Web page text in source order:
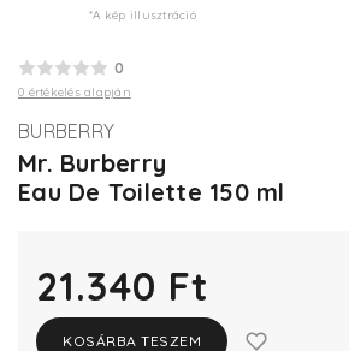
*A kép illusztráció
0
0 értékelés alapján
BURBERRY
Mr. Burberry
Eau De Toilette 150 ml
21.340 Ft
KOSÁRBA TESZEM